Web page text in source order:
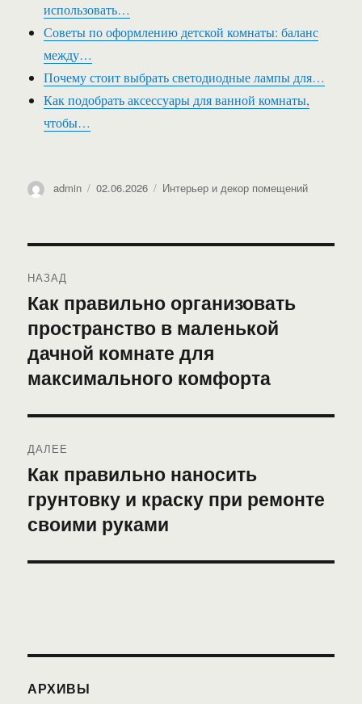
использовать…
Советы по оформлению детской комнаты: баланс
между…
Почему стоит выбрать светодиодные лампы для…
Как подобрать аксессуары для ванной комнаты,
чтобы…
Автор
admin Опубликовано
02.06.2026 Рубрики
Интерьер и декор помещений
по
записям
НАЗАД
Предыдущая
запись:
Как правильно организовать
пространство в маленькой
дачной комнате для
максимального комфорта
ДАЛЕЕ
Следующая
запись:
Как правильно наносить
грунтовку и краску при ремонте
своими руками
АРХИВЫ